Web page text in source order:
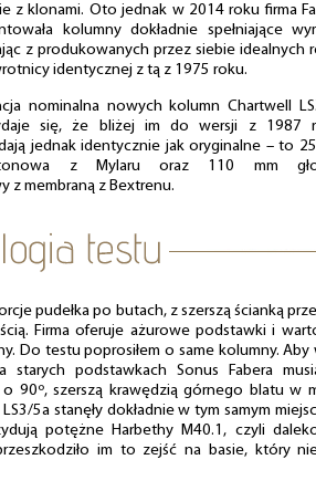
z klonami. Oto jednak w 2014 roku firma
kolumny dokładnie spełniające
z produkowanych przez siebie idealnych
identycznej z tą z 1975 roku.
nominalna nowych kolumn Chartwell
się, że bliżej im do wersji z 1987
jednak identycznie jak oryginalne – to
z Mylaru oraz 110 mm
z membraną z Bextrenu.
pudełka po butach, z szerszą ścianką
Firma oferuje ażurowe podstawki i
Do testu poprosiłem o same kolumny. Aby
starych podstawkach Sonus Fabera
90º, szerszą krawędzią górnego blatu w
5a stanęły dokładnie w tym samym
potężne Harbethy M40.1, czyli
im to zejść na basie, który